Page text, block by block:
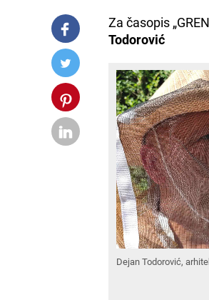
Za časopis
Todorović
Dejan Todorović,